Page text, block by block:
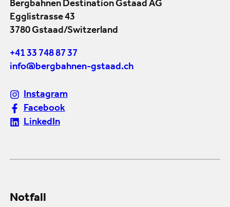
Bergbahnen Destination Gstaad AG
Egglistrasse 43
3780 Gstaad/Switzerland
+41 33 748 87 37
info@bergbahnen-gstaad.ch
Instagram
Facebook
LinkedIn
Notfall